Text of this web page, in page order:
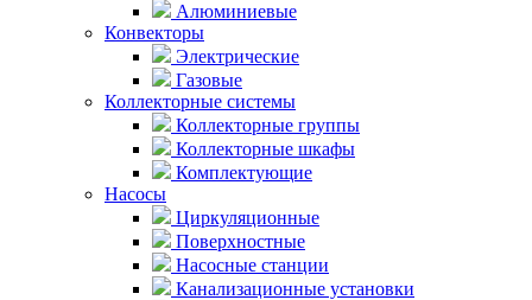
Алюминиевые
Конвекторы
Электрические
Газовые
Коллекторные системы
Коллекторные группы
Коллекторные шкафы
Комплектующие
Насосы
Циркуляционные
Поверхностные
Насосные станции
Канализационные установки